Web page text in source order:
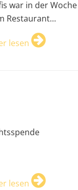
war in der Woche
Restaurant…
lesen
lesen